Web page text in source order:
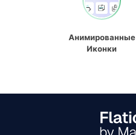
Анимированные
Иконки